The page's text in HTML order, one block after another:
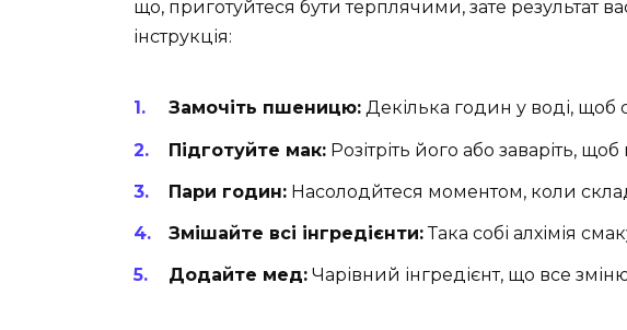
що, приготуйтеся бути терплячими, зате результат
інструкція:
Замочіть пшеницю: Декілька годин у воді, щоб
Підготуйте мак: Розітріть його або заваріть,
Пари годин: Насолодйтеся моментом, коли
Змішайте всі інгредієнти:Така собі алхімія
Додайте мед: Чарівний інгредієнт, що все